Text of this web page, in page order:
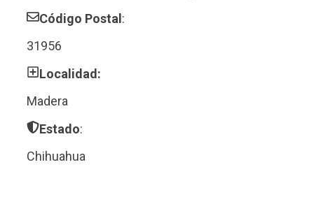
Código Postal:
31956
Localidad:
Madera
Estado:
Chihuahua